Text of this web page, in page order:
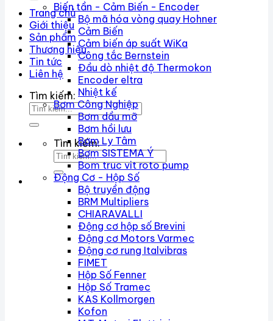
Trang chủ
Giới thiệu
Sản phẩm
Thương hiệu
Tin tức
Liên hệ
Tìm kiếm:
Tìm kiếm:
Biến tần - Cảm Biến - Encoder
Bộ mã hóa vòng quay Hohner
Cảm Biến
Cảm biến áp suất WiKa
Công tắc Bernstein
Đầu dò nhiệt độ Thermokon
Encoder eltra
Nhiệt kế
Bơm Công Nghiệp
Bơm dầu mỡ
Bơm hồi lưu
Bơm Ly Tâm
Bơm SISTEMA Ý
Bom truc vit roto pump
Động Cơ - Hộp Số
Bộ truyền động
BRM Multipliers
CHIARAVALLI
Động cơ hộp số Brevini
Động cơ Motors Varmec
Động cơ rung Italvibras
FIMET
Hộp Số Fenner
Hộp Số Tramec
KAS Kollmorgen
Kofon